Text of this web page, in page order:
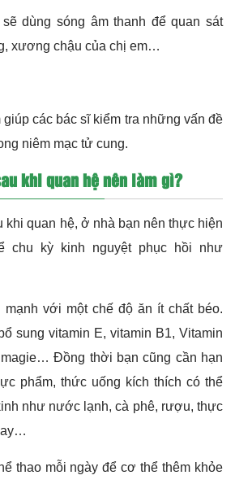
dùng sóng âm thanh để quan sát
xương chậu của chị em…
các bác sĩ kiểm tra những vấn đề
niêm mạc tử cung.
khi quan hệ nên làm gì?
khi quan hệ, ở nhà bạn nên thực hiện
chu kỳ kinh nguyệt phục hồi như
mạnh với một chế độ ăn ít chất béo.
sung vitamin E, vitamin B1, Vitamin
magie… Đồng thời bạn cũng cần hạn
phẩm, thức uống kích thích có thể
như nước lạnh, cà phê, rượu, thực
thao mỗi ngày để cơ thể thêm khỏe